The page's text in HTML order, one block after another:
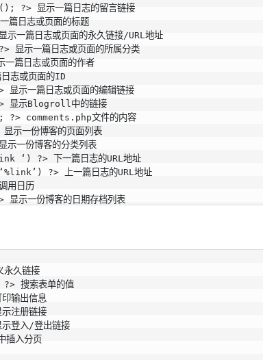
?> 显示一篇日志的留言链接
志或页面的标题
篇日志或页面的永久链接/URL地址
示一篇日志或页面的所属分类
日志或页面的作者
或页面的ID
一篇日志或页面的编辑链接
示Blogroll中的链接
comments.php文件的内容
一份博客的页面列表
份博客的分类列表
‘) ?> 下一篇日志的URL地址
?> 上一篇日志的URL地址
日历
一份博客的日期存档列表
?> 显示博客的描述信息
永久链接
搜索表单的值
输出信息
注册链接
入/登出链接
入分页